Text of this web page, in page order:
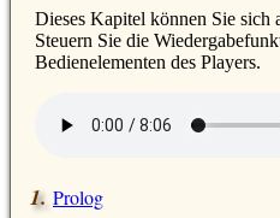
Dieses Kapitel können Sie sich
Steuern Sie die
Bedienelementen des Players.
Prolog